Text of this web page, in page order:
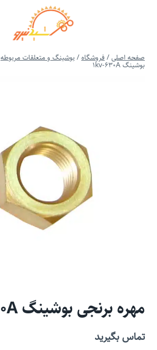
صفحه اصلی/فروشگاه/بوشینگ و متعلقات مربوطه
بوشینگ 1kv-630A
مهره برنجی بوشینگ 1kv-630A
تماس بگیرید